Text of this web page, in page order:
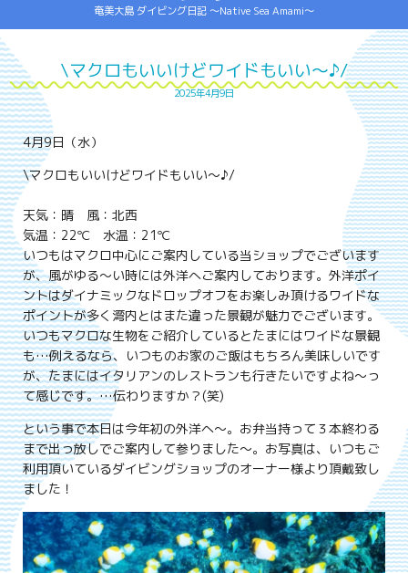
奄美大島 ダイビング日記 ～Native Sea Amami～
\マクロもいいけどワイドもいい～♪/
2025年4月9日
4月9日（水）
\マクロもいいけどワイドもいい～♪/
天気：晴 風：北西
気温：22℃ 水温：21℃
いつもはマクロ中心にご案内している当ショップでございます
が、風がゆる～い時には外洋へご案内しております。外洋ポイ
ントはダイナミックなドロップオフをお楽しみ頂けるワイドな
ポイントが多く湾内とはまた違った景観が魅力でございます。
いつもマクロな生物をご紹介しているとたまにはワイドな景観
も…例えるなら、いつものお家のご飯はもちろん美味しいです
が、たまにはイタリアンのレストランも行きたいですよね～っ
て感じです。…伝わりますか？(笑)
という事で本日は今年初の外洋へ～。お弁当持って３本終わる
まで出っ放しでご案内して参りました～。お写真は、いつもご
利用頂いているダイビングショップのオーナー様より頂戴致し
ました！